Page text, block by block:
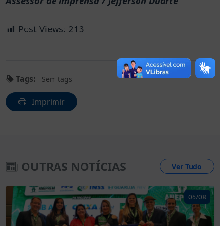
Post Views: 213
Tags: Sem tags
Imprimir
OUTRAS NOTÍCIAS Ver Tudo
06/08